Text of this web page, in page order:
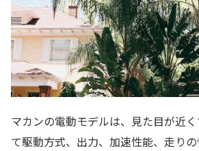
マカンの電動モデルは、見た目が近
て駆動方式、出力、加速性能、走り